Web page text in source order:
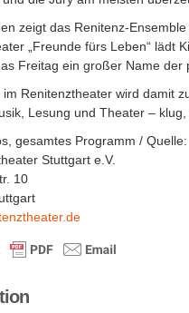
zeigt das Renitenz-
„Freunde fürs Leben“ lädt
Freitag ein großer Name der
im Renitenztheater wird damit
Lesung und Theater –
gesamtes Programm / Quelle:
Stuttgart e.V.
10